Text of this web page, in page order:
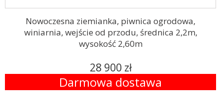
Nowoczesna ziemianka, piwnica ogrodowa,
winiarnia, wejście od przodu, średnica 2,2m,
wysokość 2,60m
28 900 zł
Darmowa dostawa